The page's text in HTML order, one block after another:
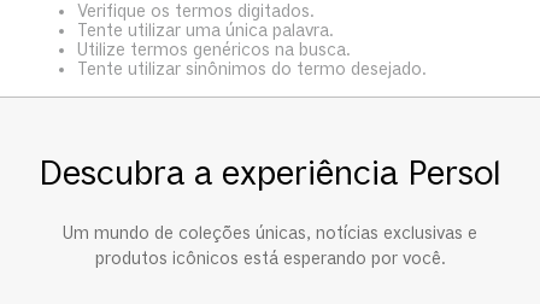
Verifique os termos digitados.
Tente utilizar uma única palavra.
Utilize termos genéricos na busca.
Tente utilizar sinônimos do termo desejado.
Descubra a experiência Persol
Um mundo de coleções únicas, notícias exclusivas e
produtos icônicos está esperando por você.